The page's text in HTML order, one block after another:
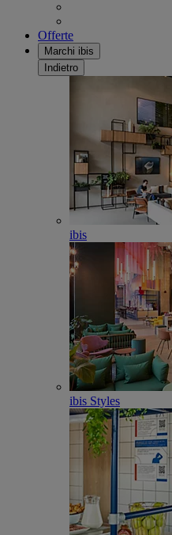
Offerte
Marchi ibis
Indietro
ibis
ibis Styles